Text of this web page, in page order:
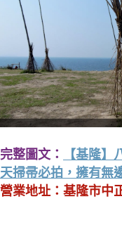
完整圖文：
【基隆
天掃帚必拍，擁有無
營業地址：基隆市中